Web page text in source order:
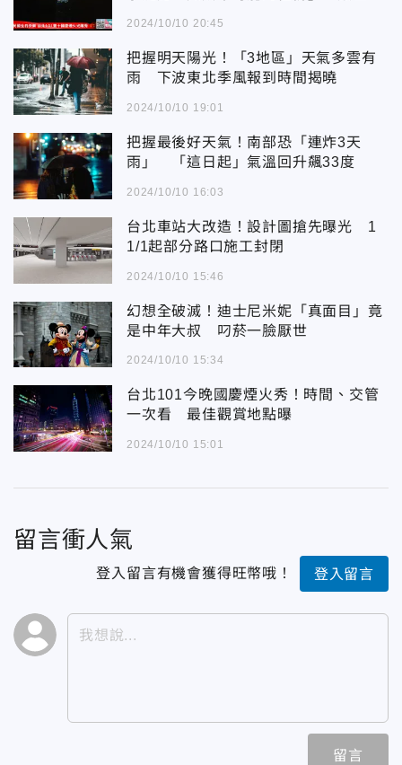
2024/10/10 20:45
把握明天陽光！「3地區」天氣多雲有
雨 下波東北季風報到時間揭曉
2024/10/10 19:01
把握最後好天氣！南部恐「連炸3天
雨」 「這日起」氣溫回升飆33度
2024/10/10 16:03
台北車站大改造！設計圖搶先曝光 1
1/1起部分路口施工封閉
2024/10/10 15:46
幻想全破滅！迪士尼米妮「真面目」竟
是中年大叔 叼菸一臉厭世
2024/10/10 15:34
台北101今晚國慶煙火秀！時間、交管
一次看 最佳觀賞地點曝
2024/10/10 15:01
留言衝人氣
登入留言有機會獲得旺幣哦！ 登入留言
留言